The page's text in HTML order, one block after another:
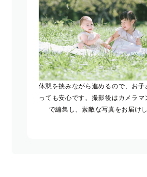
休憩を挟みながら進めるので、お子
っても安心です。撮影後はカメラマ
で編集し、素敵な写真をお届けし